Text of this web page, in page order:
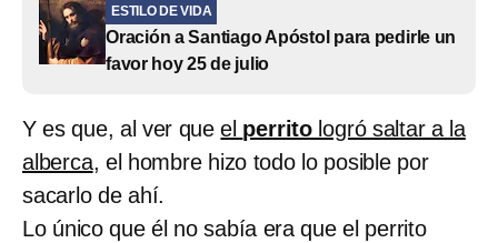
ESTILO DE VIDA
Oración a Santiago Apóstol para pedirle un
favor hoy 25 de julio
Y es que, al ver queel perrito logró saltar a la
alberca, el hombre hizo todo lo posible por
sacarlo de ahí.
Lo único que él no sabía era que el perrito